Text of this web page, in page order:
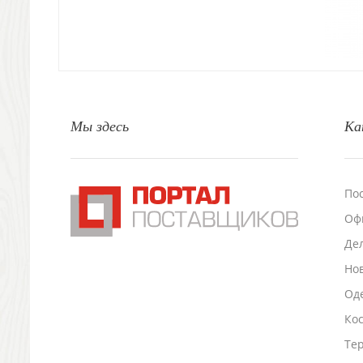
Подставки для визиток записок телефонов
Промо
Антистрессы
Мы здесь